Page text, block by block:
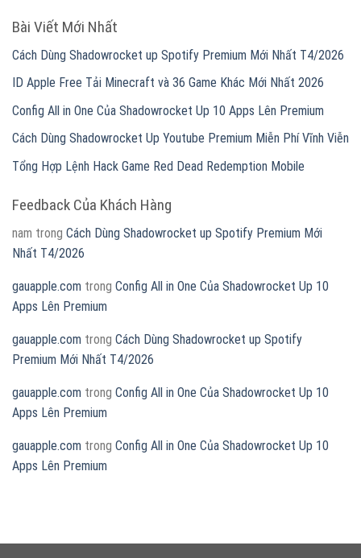
Bài Viết Mới Nhất
Cách Dùng Shadowrocket up Spotify Premium Mới Nhất T4/2026
ID Apple Free Tải Minecraft và 36 Game Khác Mới Nhất 2026
Config All in One Của Shadowrocket Up 10 Apps Lên Premium
Cách Dùng Shadowrocket Up Youtube Premium Miễn Phí Vĩnh Viễn
Tổng Hợp Lệnh Hack Game Red Dead Redemption Mobile
Feedback Của Khách Hàng
nam trong Cách Dùng Shadowrocket up Spotify Premium Mới
Nhất T4/2026
gauapple.com trong Config All in One Của Shadowrocket Up 10
Apps Lên Premium
gauapple.com trong Cách Dùng Shadowrocket up Spotify
Premium Mới Nhất T4/2026
gauapple.com trong Config All in One Của Shadowrocket Up 10
Apps Lên Premium
gauapple.com trong Config All in One Của Shadowrocket Up 10
Apps Lên Premium